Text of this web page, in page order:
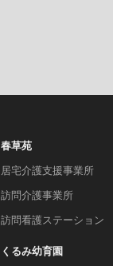
春草苑
居宅介護支援事業所
訪問介護事業所
訪問看護ステーション
くるみ幼育園